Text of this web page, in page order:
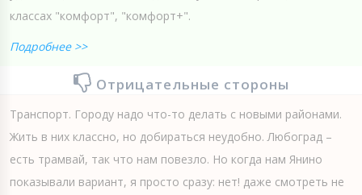
классах "комфорт", "комфорт+".
Подробнее >>
Отрицательные стороны
Транспорт. Городу надо что-то делать с новыми районами.
Жить в них классно, но добираться неудобно. Любоград –
есть трамвай, так что нам повезло. Но когда нам Янино
показывали вариант, я просто сразу: нет! даже смотреть не